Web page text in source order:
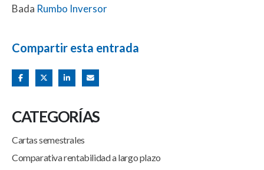
Bada Rumbo Inversor
Compartir esta entrada
CATEGORÍAS
Cartas semestrales
Comparativa rentabilidad a largo plazo